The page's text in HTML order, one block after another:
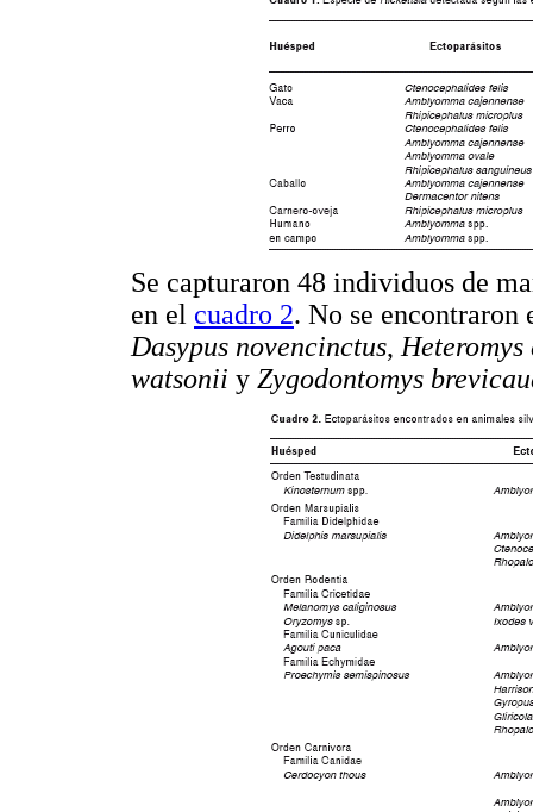
Se capturaron 48 individuos de
en el cuadro 2. No se encontraron
Dasypus novencinctus, Heteromys
watsonii y Zygodontomys